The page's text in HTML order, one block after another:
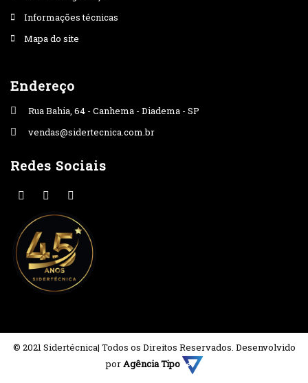
Informações técnicas
Mapa do site
Endereço
Rua Bahia, 64 - Canhema - Diadema - SP
vendas@sidertecnica.com.br
Redes Sociais
© 2021 Sidertécnica| Todos os Direitos Reservados. Desenvolvido
porAgência Tipo